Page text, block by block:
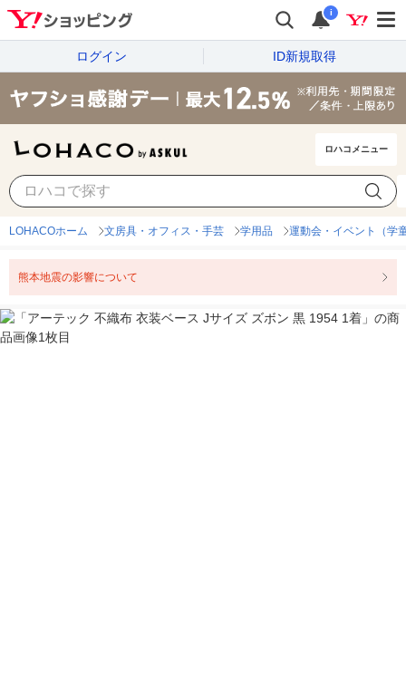
i
ログイン ID新規取得
ロハコメニュー
LOHACOホーム 文房具・オフィス・手芸 学用品 運動会・イベント（学
熊本地震の影響について